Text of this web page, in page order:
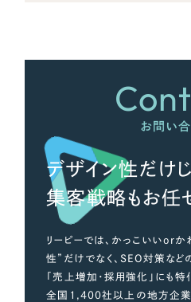
お問い
デザイン性だけじ
集客戦略もお任
リーピーでは、かっこいいorか
性”だけでなく、SEO対策な
「売上増加・採用強化」にも特
全国1,400社以上の地方企業